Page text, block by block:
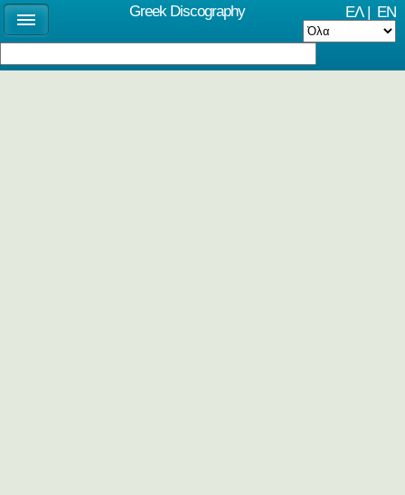
ΕΛ| EN
Greek Discography